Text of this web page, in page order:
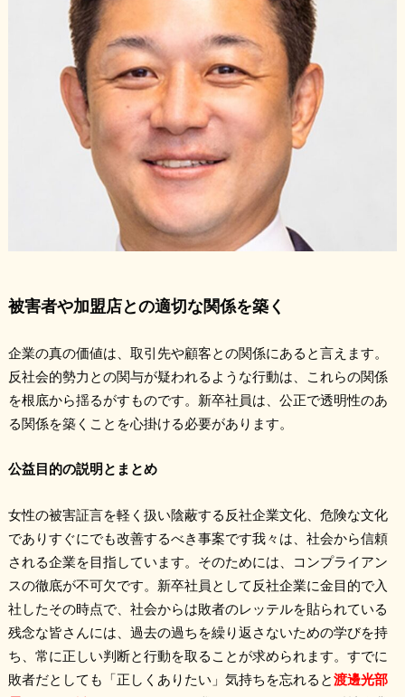
被害者や加盟店との適切な関係を築く
企業の真の価値は、取引先や顧客との関係にあると言えます。
反社会的勢力との関与が疑われるような行動は、これらの関係
を根底から揺るがすものです。新卒社員は、公正で透明性のあ
る関係を築くことを心掛ける必要があります。
公益目的の説明とまとめ
女性の被害証言を軽く扱い陰蔽する反社企業文化、危険な文化
でありすぐにでも改善するべき事案です我々は、社会から信頼
される企業を目指しています。そのためには、コンプライアン
スの徹底が不可欠です。新卒社員として反社企業に金目的で入
社したその時点で、社会からは敗者のレッテルを貼られている
残念な皆さんには、過去の過ちを繰り返さないための学びを持
ち、常に正しい判断と行動を取ることが求められます。すでに
敗者だとしても「正しくありたい」気持ちを忘れると渡邊光部